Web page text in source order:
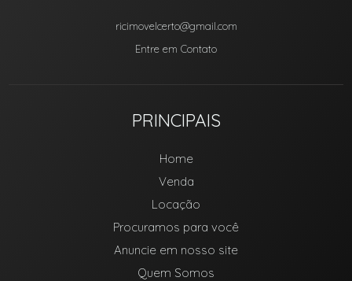
ricimovelcerto@gmail.com
Entre em Contato
PRINCIPAIS
Home
Venda
Locação
Procuramos para você
Anuncie em nosso site
Quem Somos